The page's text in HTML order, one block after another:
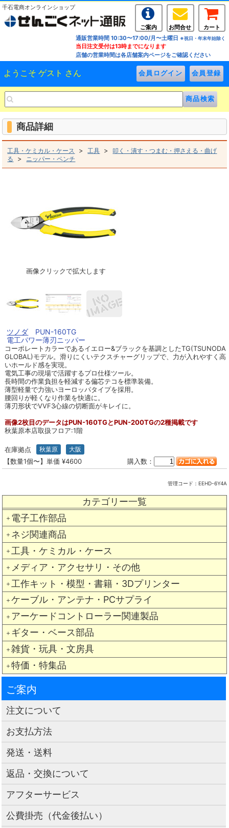
千石電商オンラインショップ
ご案内 お問合せ
カート
通販営業時間 10:30〜17:00/月〜土曜日 ※祝日・年末年始除く
当日注文受付は13時までになります
店舗の営業時間は各店舗案内ページをご確認ください
ようこそ ゲスト さん
カテゴリー一覧
＋ 電子工作部品
＋ ネジ関連商品
＋ 工具・ケミカル・ケース
＋ メディア・アクセサリ・その他
＋ 工作キット・模型・書籍・3Dプリンター
＋ ケーブル・アンテナ・PCサプライ
＋ アーケードコントローラー関連製品
＋ ギター・ベース部品
＋ 雑貨・玩具・文房具
＋ 特価・特集品
商品詳細
工具・ケミカル・ケース > 工具 > 叩く・潰す・つまむ・押さえる・曲げ
る
> ニッパー・ペンチ
画像クリックで拡大します
ツノダ PUN-160TG
電工パワー薄刃ニッパー
コーポレートカラーであるイエロー&ブラックを基調としたTG(TSUNODA
GLOBAL)モデル。滑りにくいテクスチャーグリップで、力が入れやすく高
いホールド感を実現。
電気工事の現場で活躍するプロ仕様ツール。
長時間の作業負担を軽減する偏芯テコを標準装備。
薄型軽量で力強いヨーロッパタイプを採用。
腰回りが軽くなり作業を快適に。
薄刃形状でVVF3心線の切断面がキレイに。
画像2枚目のデータはPUN-160TGとPUN-200TGの2種掲載です
秋葉原本店取扱フロア:1階
在庫拠点 秋葉原 大阪
【数量1個〜】単価 ¥4600 購入数：
管理コード： EEHD-6Y4A
ご案内
注文について
お支払方法
発送・送料
返品・交換について
アフターサービス
公費掛売（代金後払い）